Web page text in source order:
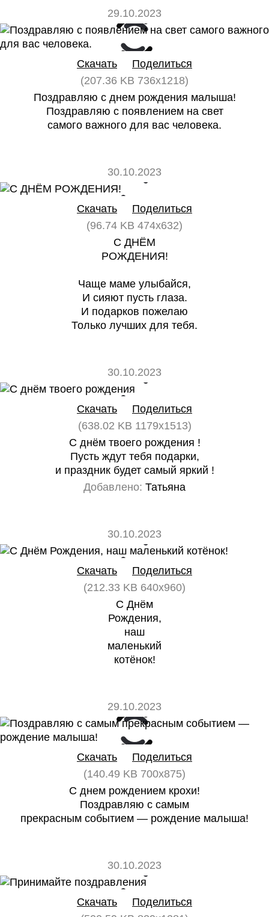
29.10.2023
Скачать
Поделиться
(207.36 KB 736x1218)
Поздравляю с днем рождения малыша!
Поздравляю с появлением на свет
самого важного для вас человека.
30.10.2023
0
Скачать
Поделиться
(96.74 KB 474x632)
С ДНЁМ
РОЖДЕНИЯ!
Чаще маме улыбайся,
И сияют пусть глаза.
И подарков пожелаю
Только лучших для тебя.
30.10.2023
0
Скачать
Поделиться
(638.02 KB 1179x1513)
С днём твоего рождения !
Пусть ждут тебя подарки,
и праздник будет самый яркий !
Добавлено: Татьяна
30.10.2023
0 0
Скачать
Поделиться
(212.33 KB 640x960)
С Днём
Рождения,
наш
маленький
котёнок!
29.10.2023
Скачать
Поделиться
(140.49 KB 700x875)
С днем рождением крохи!
Поздравляю с самым
прекрасным событием — рождение малыша!
30.10.2023
0
Скачать
Поделиться